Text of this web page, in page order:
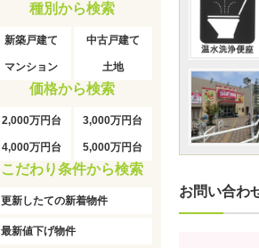
お問い合わ
種別から検索
新築戸建て 中古戸建て
マンション 土地
価格から検索
2,000万円台 3,000万円台
4,000万円台 5,000万円台
こだわり条件から検索
更新したての新着物件
最新値下げ物件